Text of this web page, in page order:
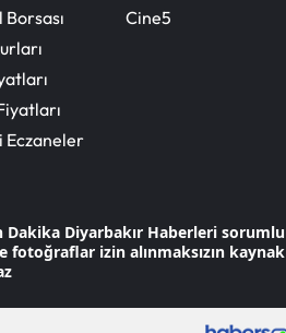
Osmaniye
Eczaneler
Cine5
Dakika Diyarbakır Haberleri sorumlu
fotoğraflar izin alınmaksızın kaynak